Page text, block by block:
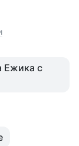
Ежика с